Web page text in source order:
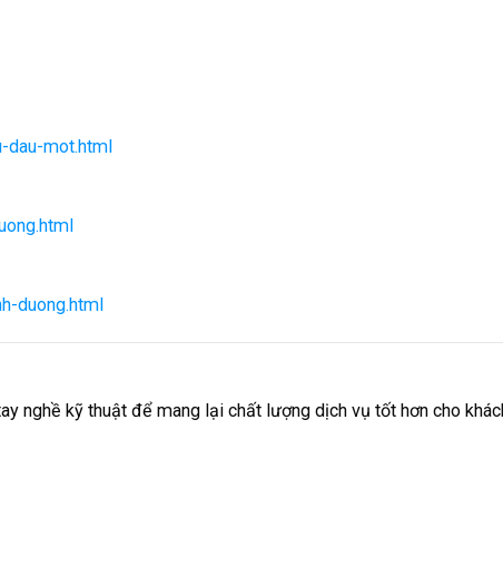
dau-mot.html
duong.html
nghề kỹ thuật để mang lại chất lượng dịch vụ tốt hơn cho